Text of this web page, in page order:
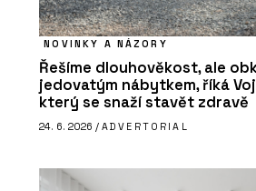
NOVINKY A NÁZORY
Řešíme dlouhověkost, ale
jedovatým nábytkem, říká
který se snaží stavět zdravě
24. 6. 2026 / ADVERTORIAL